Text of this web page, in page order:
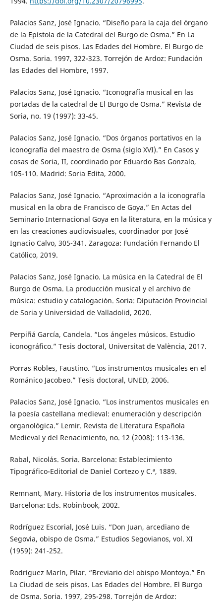
Palacios Sanz, José Ignacio. “Diseño para la caja del órgano
de la Epístola de la Catedral del Burgo de Osma.” En La
Ciudad de seis pisos. Las Edades del Hombre. El Burgo de
Osma. Soria. 1997, 322-323. Torrejón de Ardoz: Fundación
las Edades del Hombre, 1997.
Palacios Sanz, José Ignacio. “Iconografía musical en las
portadas de la catedral de El Burgo de Osma.” Revista de
Soria, no. 19 (1997): 33-45.
Palacios Sanz, José Ignacio. “Dos órganos portativos en la
iconografía del maestro de Osma (siglo XVI).” En Casos y
cosas de Soria, II, coordinado por Eduardo Bas Gonzalo,
105-110. Madrid: Soria Edita, 2000.
Palacios Sanz, José Ignacio. “Aproximación a la iconografía
musical en la obra de Francisco de Goya.” En Actas del
Seminario Internacional Goya en la literatura, en la música y
en las creaciones audiovisuales, coordinador por José
Ignacio Calvo, 305-341. Zaragoza: Fundación Fernando El
Católico, 2019.
Palacios Sanz, José Ignacio. La música en la Catedral de El
Burgo de Osma. La producción musical y el archivo de
música: estudio y catalogación. Soria: Diputación Provincial
de Soria y Universidad de Valladolid, 2020.
Perpiñá García, Candela. “Los ángeles músicos. Estudio
iconográfico.” Tesis doctoral, Universitat de València, 2017.
Porras Robles, Faustino. “Los instrumentos musicales en el
Románico Jacobeo.” Tesis doctoral, UNED, 2006.
Palacios Sanz, José Ignacio. “Los instrumentos musicales en
la poesía castellana medieval: enumeración y descripción
organológica.” Lemir. Revista de Literatura Española
Medieval y del Renacimiento, no. 12 (2008): 113-136.
Rabal, Nicolás. Soria. Barcelona: Establecimiento
Tipográfico-Editorial de Daniel Cortezo y C.ª, 1889.
Remnant, Mary. Historia de los instrumentos musicales.
Barcelona: Eds. Robinbook, 2002.
Rodríguez Escorial, José Luis. “Don Juan, arcediano de
Segovia, obispo de Osma.” Estudios Segovianos, vol. XI
(1959): 241-252.
Rodríguez Marín, Pilar. “Breviario del obispo Montoya.” En
La Ciudad de seis pisos. Las Edades del Hombre. El Burgo
de Osma. Soria. 1997, 295-298. Torrejón de Ardoz: